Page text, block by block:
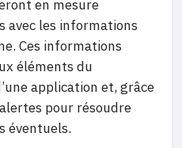
en mesure
avec les informations
Ces informations
éléments du
application et, grâce
pour résoudre
éventuels.